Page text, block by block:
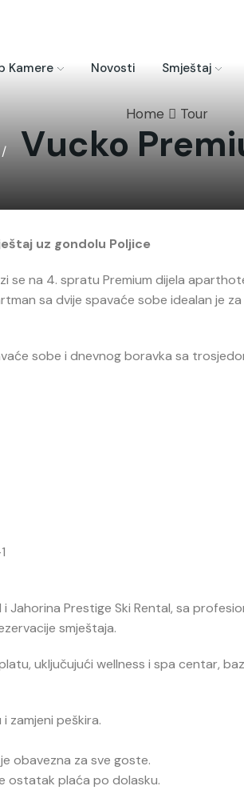
Kamere Novosti Smještaj
Home Tour
Vucko
/
uz gondolu Poljice
se na 4. spratu Premium dijela
sa dvije spavaće sobe idealan je
sobe i dnevnog boravka sa
i Jahorina Prestige Ski Rental, sa
smještaja.
uključujući wellness i spa centar,
zamjeni peškira.
obavezna za sve goste.
ostatak plaća po dolasku.